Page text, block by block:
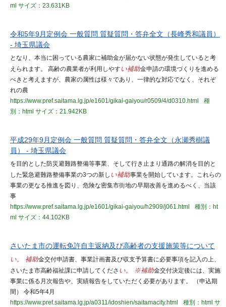
ml サイズ：23.631KB
令和5年9月定例会 一般質問 質疑質問・答弁全文（長峰秀和議員）
- 埼玉県議会
となり、本当に困っている農家に補助金が届かない状態が発生していると考
えられます。 高齢の農業者が利用しやすい補助金申請の環境づくりを進める
べきと考えますが、農家の属性は様々であり、一律的な対応でなく、それぞ
れの農
https://www.pref.saitama.lg.jp/e1601/gikai-gaiyou/r0509/4/d0310.html
種
別：html サイズ：21.942KB
平成29年9月定例会 一般質問 質疑質問・答弁全文（永瀬秀樹議
員） - 埼玉県議会
を目的とした防災避難路整備等事業、そして行き止まり通路の解消を目的と
した緊急避難路整備事業の3つの新し い補助事業を開始しています。これらの
事業の更なる推進を図り、危険な密集市街地の早期改善を進めるべく、当該
事
https://www.pref.saitama.lg.jp/e1601/gikai-gaiyou/h2909/j061.html
種別：ht
ml サイズ：44.102KB
さいたま市の運転免許自主返納及び高齢者の支援施策等について
い。 補助金交付申請書、事業計画書及び収支予算書に必要事項を記入の上、
さいたま市高齢福祉課に申請してくださ い。 ※補助金交付決定後には、実施
事業に係る月次報告や、実績報告をしていただく必要があります。 （申込期
間） 令和5年4月
https://www.pref.saitama.lg.jp/a0311/idoshien/saitamacity.html
種別：html サ